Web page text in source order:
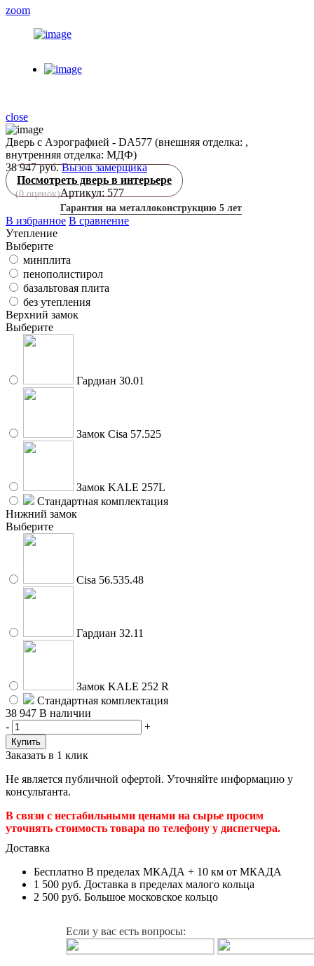
zoom
close
Дверь с Аэрографией - DA577 (внешняя отделка: ,
внутренняя отделка: МДФ)
38 947 руб. Вызов замерщика
Посмотреть дверь в интерьере
(0оценок)Артикул: 577
Гарантия на металлоконструкцию 5 лет
В избранное В сравнение
Утепление
Выберите
минплита
пенополистирол
базальтовая плита
без утепления
Верхний замок
Выберите
Гардиан 30.01
Замок Cisa 57.525
Замок KALE 257L
Стандартная комплектация
Нижний замок
Выберите
Cisa 56.535.48
Гардиан 32.11
Замок KALE 252 R
Стандартная комплектация
38 947 В наличии
-
+
Заказать в 1 клик
Не является публичной офертой. Уточняйте информацию у
консультанта.
В связи с нестабильными ценами на сырье просим
уточнять стоимость товара по телефону у диспетчера.
Доставка
Бесплатно В пределах МКАДА + 10 км от МКАДА
1 500 руб. Доставка в пределах малого кольца
2 500 руб. Большое московское кольцо
Если у вас есть вопросы: